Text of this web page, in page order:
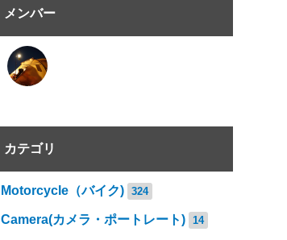
メンバー
カテゴリ
Motorcycle（バイク) 324
Camera(カメラ・ポートレート) 14